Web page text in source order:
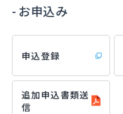
- お申込み
申込登録
追加申込書類送
信